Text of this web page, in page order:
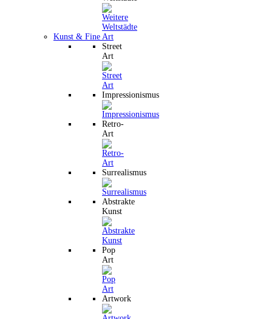
Kunst & Fine Art
Street
Art
Impressionismus
Retro-
Art
Surrealismus
Abstrakte
Kunst
Pop
Art
Artwork